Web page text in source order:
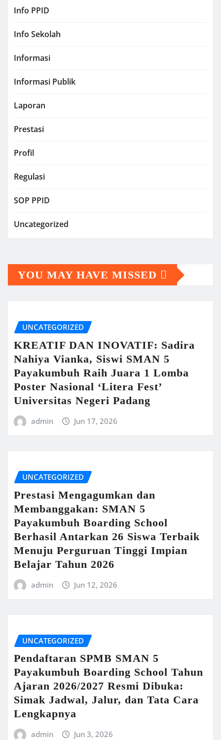
Info PPID
Info Sekolah
Informasi
Informasi Publik
Laporan
Prestasi
Profil
Regulasi
SOP PPID
Uncategorized
YOU MAY HAVE MISSED
UNCATEGORIZED
KREATIF DAN INOVATIF: Sadira
Nahiya Vianka, Siswi SMAN 5
Payakumbuh Raih Juara 1 Lomba
Poster Nasional ‘Litera Fest’
Universitas Negeri Padang
admin Jun 17, 2026
UNCATEGORIZED
Prestasi Mengagumkan dan
Membanggakan: SMAN 5
Payakumbuh Boarding School
Berhasil Antarkan 26 Siswa Terbaik
Menuju Perguruan Tinggi Impian
Belajar Tahun 2026
admin Jun 12, 2026
UNCATEGORIZED
Pendaftaran SPMB SMAN 5
Payakumbuh Boarding School Tahun
Ajaran 2026/2027 Resmi Dibuka:
Simak Jadwal, Jalur, dan Tata Cara
Lengkapnya
admin Jun 3, 2026